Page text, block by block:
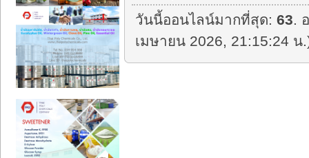
วันนี้ออนไลน์มากที่สุด:63.
เมษายน 2026, 21:15:24 น